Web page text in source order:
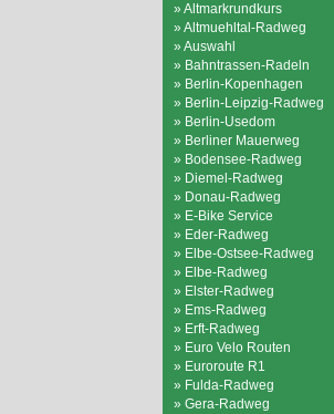
» Altmarkrundkurs
» Altmuehltal-Radweg
» Auswahl
» Bahntrassen-Radeln
» Berlin-Kopenhagen
» Berlin-Leipzig-Radweg
» Berlin-Usedom
» Berliner Mauerweg
» Bodensee-Radweg
» Diemel-Radweg
» Donau-Radweg
» E-Bike Service
» Eder-Radweg
» Elbe-Ostsee-Radweg
» Elbe-Radweg
» Elster-Radweg
» Ems-Radweg
» Erft-Radweg
» Euro Velo Routen
» Euroroute R1
» Fulda-Radweg
» Gera-Radweg